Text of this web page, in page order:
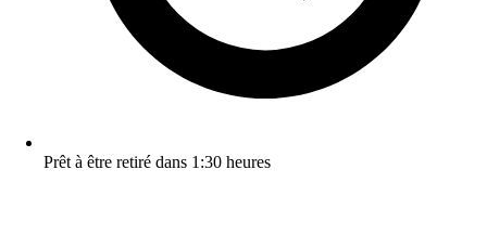
Prêt à être retiré dans 1:30 heures